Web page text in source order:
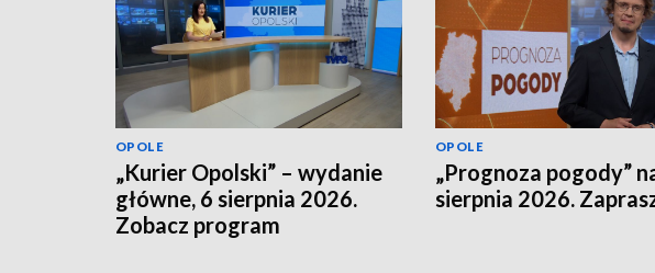
OPOLE
„Kurier Opolski” – wydanie
główne, 6 sierpnia 2026.
Zobacz program
OPOLE
„Prognoza pogody”
sierpnia 2026.